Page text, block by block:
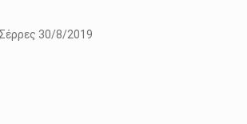
30/8/2019